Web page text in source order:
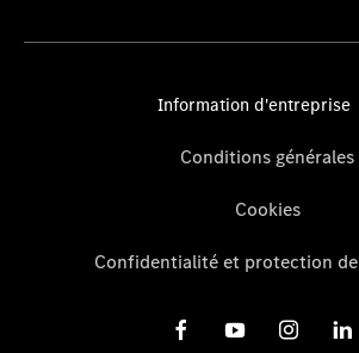
Information d'entreprise
Conditions générales
Cookies
Confidentialité et protection